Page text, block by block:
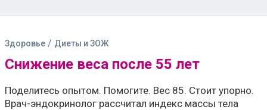
Здоровье / Диеты и ЗОЖ
Снижение веса после 55 лет
Поделитесь опытом. Помогите. Вес 85. Стоит упорно.
Врач-эндокринолог рассчитал индекс массы тела